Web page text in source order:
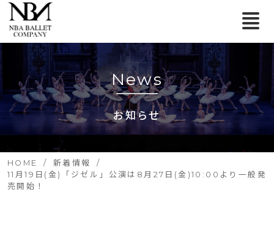
News
お知らせ
HOME
新着情報
11月19日(金)「ジゼル」公演は8月27日(金)10:00より一般発
売開始！